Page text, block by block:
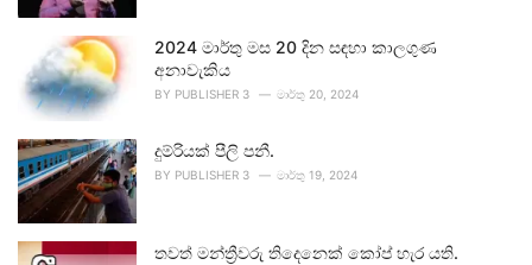
2024 මාර්තු මස 20 දින සඳහා කාලගුණ
අනාවැකිය
BY PUBLISHER 3 මාර්තු 20, 2024
දුම්රියක් පීලි පනී.
BY PUBLISHER 3 මාර්තු 19, 2024
තවත් මන්ත්‍රීවරු තිදෙනෙක් කෝප් හැර යති.